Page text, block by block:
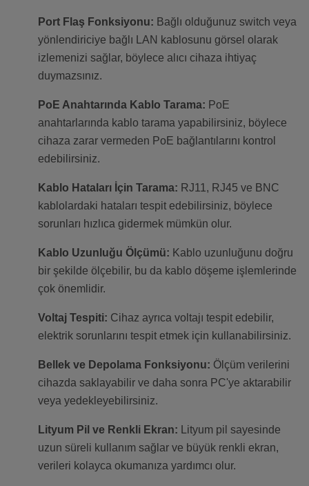
Port Flaş Fonksiyonu: Bağlı olduğunuz switch veya
yönlendiriciye bağlı LAN kablosunu görsel olarak
izlemenizi sağlar, böylece alıcı cihaza ihtiyaç
duymazsınız.
PoE Anahtarında Kablo Tarama: PoE
anahtarlarında kablo tarama yapabilirsiniz, böylece
cihaza zarar vermeden PoE bağlantılarını kontrol
edebilirsiniz.
Kablo Hataları İçin Tarama: RJ11, RJ45 ve BNC
kablolardaki hataları tespit edebilirsiniz, böylece
sorunları hızlıca gidermek mümkün olur.
Kablo Uzunluğu Ölçümü: Kablo uzunluğunu doğru
bir şekilde ölçebilir, bu da kablo döşeme işlemlerinde
çok önemlidir.
Voltaj Tespiti: Cihaz ayrıca voltajı tespit edebilir,
elektrik sorunlarını tespit etmek için kullanabilirsiniz.
Bellek ve Depolama Fonksiyonu: Ölçüm verilerini
cihazda saklayabilir ve daha sonra PC'ye aktarabilir
veya yedekleyebilirsiniz.
Lityum Pil ve Renkli Ekran: Lityum pil sayesinde
uzun süreli kullanım sağlar ve büyük renkli ekran,
verileri kolayca okumanıza yardımcı olur.